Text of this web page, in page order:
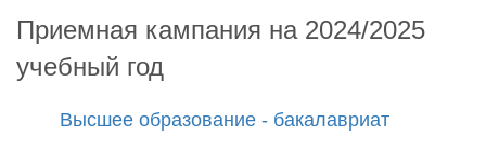
Приемная кампания на 2024/2025
учебный год
Высшее образование - бакалавриат